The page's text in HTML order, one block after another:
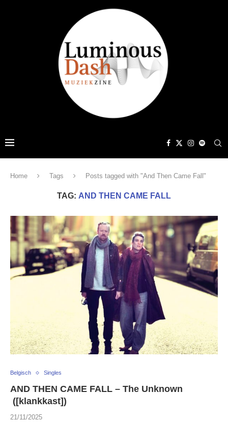
Home Tags Posts tagged with "And Then Came Fall"
TAG: AND THEN CAME FALL
Belgisch Singles
AND THEN CAME FALL – The Unknown
([klankkast])
21/11/2025